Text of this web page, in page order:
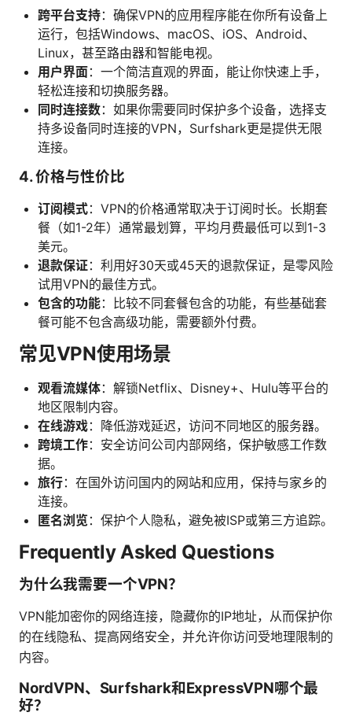
跨平台支持：确保VPN的应用程序能在你所有设备上
运行，包括Windows、macOS、iOS、Android、
Linux，甚至路由器和智能电视。
用户界面：一个简洁直观的界面，能让你快速上手，
轻松连接和切换服务器。
同时连接数：如果你需要同时保护多个设备，选择支
持多设备同时连接的VPN，Surfshark更是提供无限
连接。
4. 价格与性价比
订阅模式：VPN的价格通常取决于订阅时长。长期套
餐（如1-2年）通常最划算，平均月费最低可以到1-3
美元。
退款保证：利用好30天或45天的退款保证，是零风险
试用VPN的最佳方式。
包含的功能：比较不同套餐包含的功能，有些基础套
餐可能不包含高级功能，需要额外付费。
常见VPN使用场景
观看流媒体：解锁Netflix、Disney+、Hulu等平台的
地区限制内容。
在线游戏：降低游戏延迟，访问不同地区的服务器。
跨境工作：安全访问公司内部网络，保护敏感工作数
据。
旅行：在国外访问国内的网站和应用，保持与家乡的
连接。
匿名浏览：保护个人隐私，避免被ISP或第三方追踪。
Frequently Asked Questions
为什么我需要一个VPN？
VPN能加密你的网络连接，隐藏你的IP地址，从而保护你
的在线隐私、提高网络安全，并允许你访问受地理限制的
内容。
NordVPN、Surfshark和ExpressVPN哪个最
好？